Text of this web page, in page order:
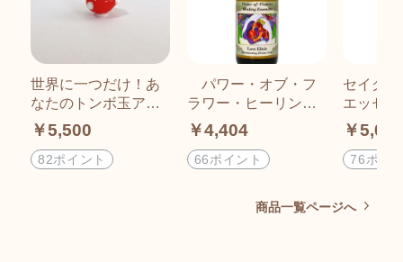
世界に一つだけ！あ
なたのトンボ玉アク
セサリー【梅】
￥5,500
82ポイント
パワー・オブ・フ
ラワー・ヒーリン
グ・エッセンス
「ラブ エリクサ
ー 」
￥4,404
66ポイント
セイク
エッセ
ナルパ
NAL
￥
76ポイ
商品一覧ページへ